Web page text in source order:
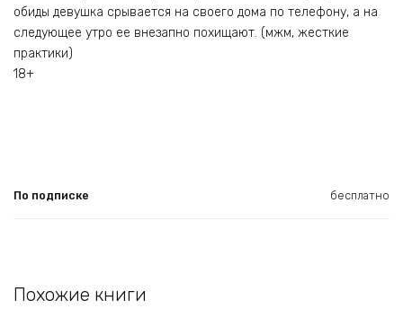
обиды девушка срывается на своего дома по телефону, а на
следующее утро ее внезапно похищают. (мжм, жесткие
практики)
18+
По подписке бесплатно
Похожие книги